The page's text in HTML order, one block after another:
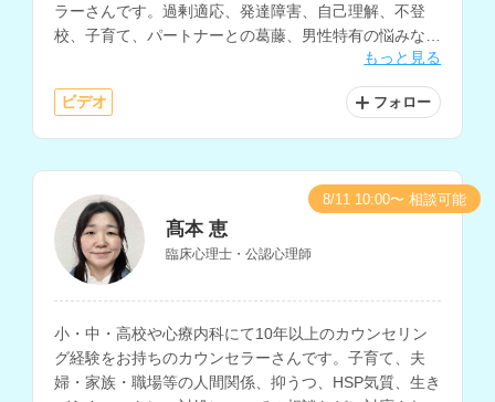
ラーさんです。過剰適応、発達障害、自己理解、不登
校、子育て、パートナーとの葛藤、男性特有の悩みな
もっと見る
ビデオ フォロー
髙本 恵
臨床心理士・公認心理師
小・中・高校や心療内科にて10年以上のカウンセリン
グ経験をお持ちのカウンセラーさんです。子育て、夫
婦・家族・職場等の人間関係、抑うつ、HSP気質、生き
8/11 10:00〜 相談可能